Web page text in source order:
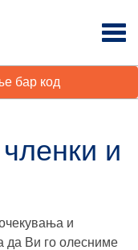
бар код
и
и
да Ви го олесниме